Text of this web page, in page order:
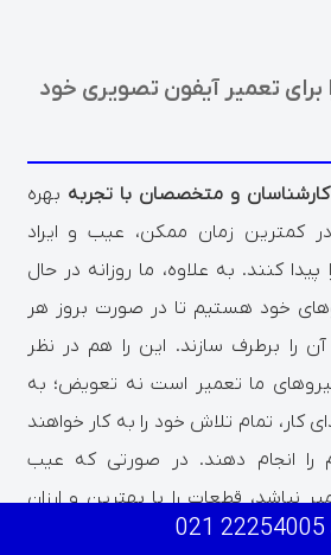
برای تعمیر آیفون تصویری خود
کارشناسان و متخصصان با تجربه بهره
در کمترین زمان ممکن، عیب و ایراد
کنند. به علاوه، ما روزانه در حال
خود هستیم تا در صورت بروز هر
را برطرف سازند. این را هم در نظر
ما تعمیر است نه تعویض؛ به
کار، تمام تلاش خود را به کار خواهند
را انجام دهند. در صورتی که عیب
نباشد، قطعات را با بهترین و ارزان
کرد.